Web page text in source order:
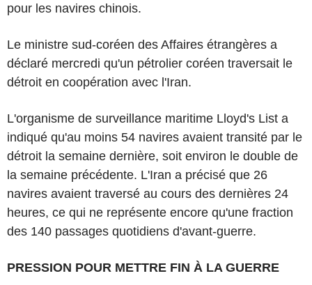
pour les navires chinois.
Le ministre sud-coréen des Affaires étrangères a
déclaré mercredi qu'un pétrolier coréen traversait le
détroit en coopération avec l'Iran.
L'organisme de surveillance maritime Lloyd's List a
indiqué qu'au moins 54 navires avaient transité par le
détroit la semaine dernière, soit environ le double de
la semaine précédente. L'Iran a précisé que 26
navires avaient traversé au cours des dernières 24
heures, ce qui ne représente encore qu'une fraction
des 140 passages quotidiens d'avant-guerre.
PRESSION POUR METTRE FIN À LA GUERRE